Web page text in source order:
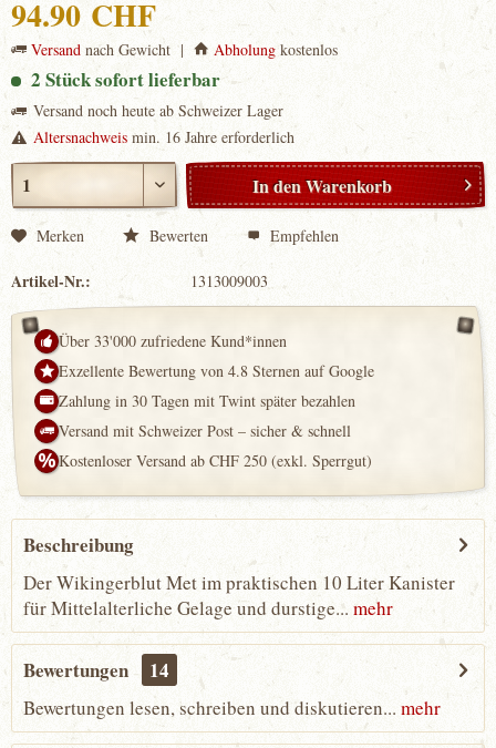
94.90 CHF
Versand nach Gewicht | Abholungkostenlos
2 Stück sofort lieferbar
Versand noch heute ab Schweizer Lager
Altersnachweis min. 16 Jahre erforderlich
In denWarenkorb
Merken Bewerten Empfehlen
Artikel-Nr.: 1313009003
Über 33'000 zufriedene Kund*innen
Exzellente Bewertung von 4.8 Sternen auf Google
Zahlung in 30 Tagen mit Twint später bezahlen
Versand mit Schweizer Post – sicher & schnell
Kostenloser Versand ab CHF 250 (exkl. Sperrgut)
Beschreibung
Der Wikingerblut Met im praktischen 10 Liter Kanister
für Mittelalterliche Gelage und durstige... mehr
Bewertungen 14
Bewertungen lesen, schreiben und diskutieren... mehr